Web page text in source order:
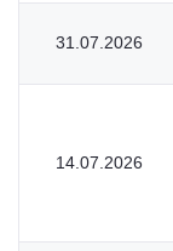
31.07.2026
14.07.2026